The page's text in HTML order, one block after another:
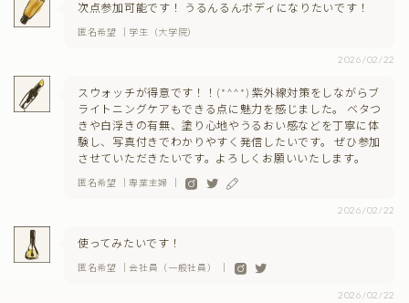
次点参加可能です！ うるんるんボディになりたいです！
匿名希望 ｜学生（大学院）
2026/02/22
スウォッチが得意です！！(*^^*) 紫外線対策をしながらブ
ライトニングケアもできる点に魅力を感じました。 ベタつ
きや白浮きの有無、塗り心地やうるおい感などを丁寧に体
験し、写真付きでわかりやすく発信したいです。 ぜひ参加
させていただきたいです。よろしくお願いいたします。
匿名希望 ｜専業主婦 ｜
2026/02/22
使ってみたいです！
匿名希望 ｜会社員（一般社員） ｜
2026/02/22